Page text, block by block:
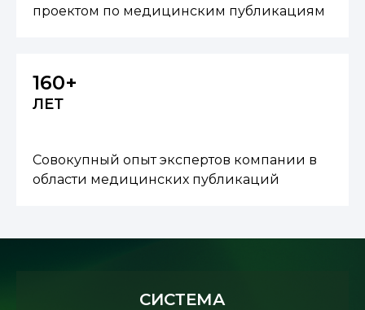
проектом по медицинским публикациям
160+
ЛЕТ
Совокупный опыт экспертов компании в
области медицинских публикаций
СИСТЕМА